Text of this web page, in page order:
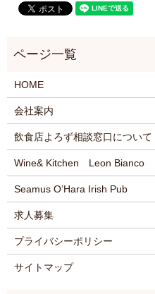
HOME
会社案内
飲食店よろず相談窓口について
Wine& Kitchen Leon Bianco
Seamus O’Hara Irish Pub
求人募集
プライバシーポリシー
サイトマップ